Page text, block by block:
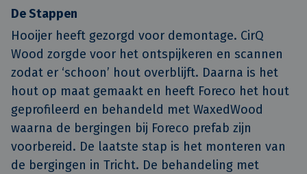
De Stappen
Hooijer heeft gezorgd voor demontage. CirQ
Wood zorgde voor het ontspijkeren en scannen
zodat er ‘schoon’ hout overblijft. Daarna is het
hout op maat gemaakt en heeft Foreco het hout
geprofileerd en behandeld met WaxedWood
waarna de bergingen bij Foreco prefab zijn
voorbereid. De laatste stap is het monteren van
de bergingen in Tricht. De behandeling met